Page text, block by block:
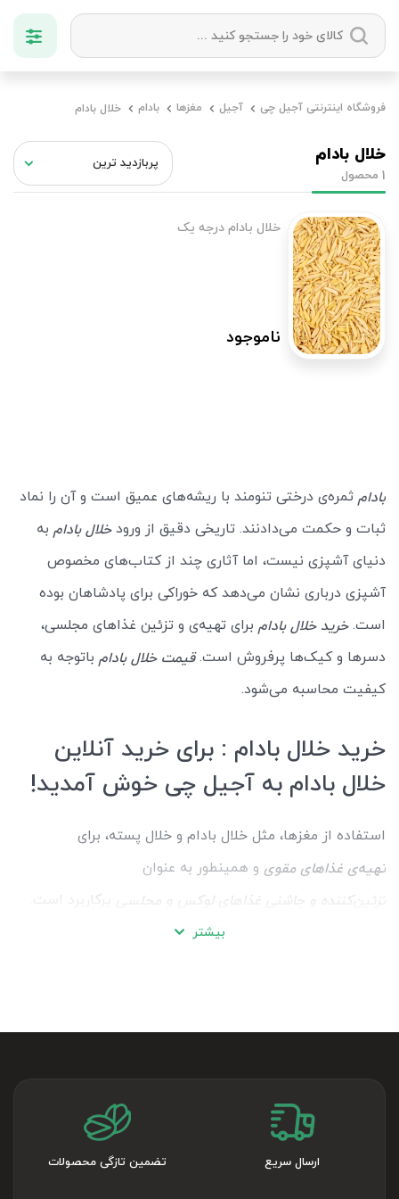
خشکبار
فروشگاه اینترنتی آجیل چی آجیل مغزها بادام خلال بادام
خلال بادام
1 محصول
خلال بادام درجه یک
ناموجود
بادام ثمره‌ی درختی تنومند با ریشه‌های عمیق است و آن را نماد
ثبات و حکمت می‌دادنند. تاریخی دقیق از ورودخلال بادام به
دنیای آشپزی نیست، اما آثاری چند از کتاب‌های مخصوص
آشپزی درباری نشان می‌دهد که خوراکی برای پادشاهان بوده
است.خرید خلال بادام برای تهیه‌‌ی و تزئین غذاهای مجلسی،
دسرها و کیک‌ها پرفروش است.قیمت خلال بادام باتوجه به
کیفیت محاسبه می‌شود.
خرید خلال بادام : برای خرید آنلاین
خلال بادام به آجیل چی خوش آمدید!
استفاده از مغزها، مثل خلال بادام و خلال پسته، برای
تهیه‌ی غذاهای مقوی و همینطور به عنوان
تزئین‌کننده و چاشنی غذاهای لوکس و مجلسی
پرکاربرد است.
خرید خلال بادام بخاطر بافت ترد و طعم کره‌ای
آجیل سرای آجیل چی اصل مشهد
سه شعبه‌ی حضوری فعال
باکیفیت‌ترین خلال بادام
بیشتر
ارسال سریع تضمین تازگی محصولات